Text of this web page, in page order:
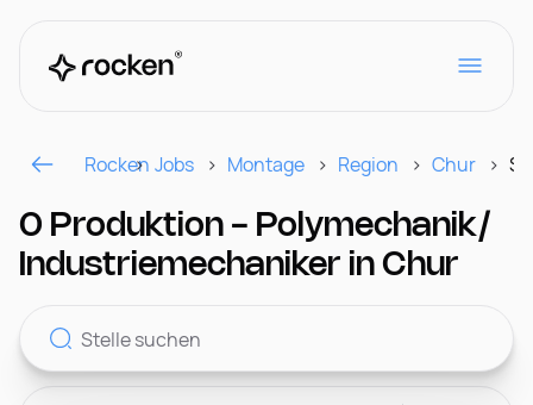
Für Arbeitgeber
Kontakt
Rocken Jobs Montage Region Chur
0 Produktion - Polymechanik/
Industriemechaniker in Chur